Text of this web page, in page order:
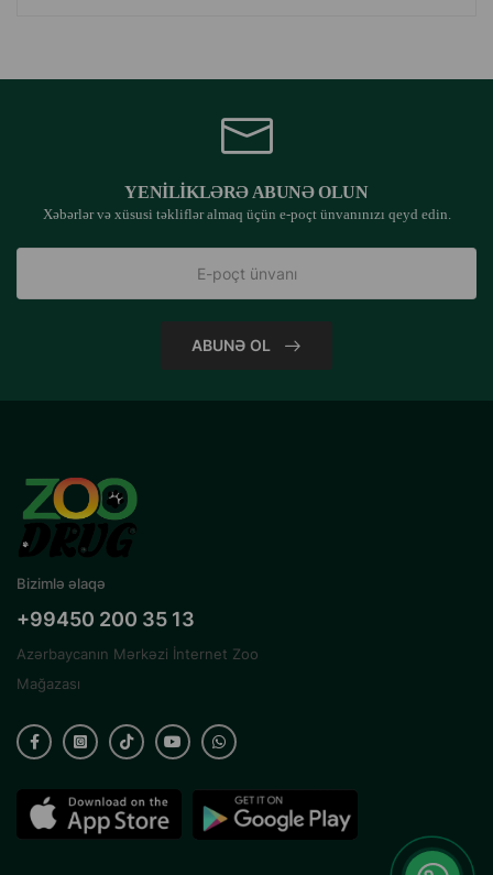
YENILIKLƏRƏ ABUNƏ OLUN
Xəbərlər və xüsusi təkliflər almaq üçün e-poçt ünvanınızı qeyd edin.
ABUNƏ OL
Bizimlə əlaqə
+99450 200 35 13
Azərbaycanın Mərkəzi İnternet Zoo
Mağazası